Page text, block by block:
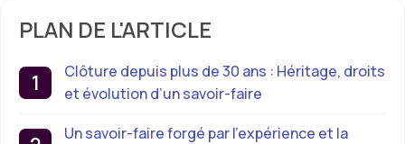
PLAN DE L'ARTICLE
Clôture depuis plus de 30 ans : Héritage, droits
et évolution d’un savoir-faire
Un savoir-faire forgé par l’expérience et la